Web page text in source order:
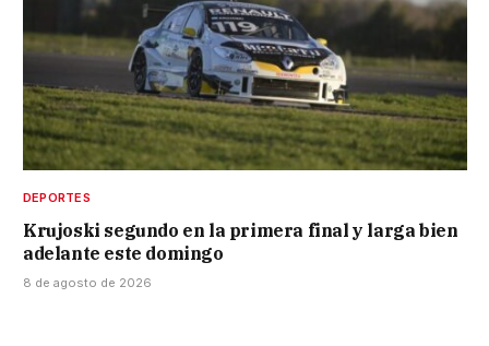
DEPORTES
Krujoski segundo en la primera final y larga bien
adelante este domingo
8 de agosto de 2026